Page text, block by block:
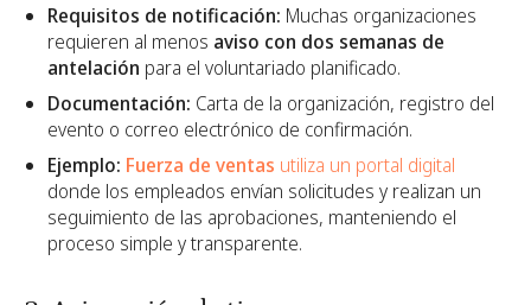
Requisitos de notificación: Muchas organizaciones
requieren al menos aviso con dos semanas de
antelación para el voluntariado planificado.
Documentación: Carta de la organización, registro del
evento o correo electrónico de confirmación.
Ejemplo: Fuerza de ventas utiliza un portal digital
donde los empleados envían solicitudes y realizan un
seguimiento de las aprobaciones, manteniendo el
proceso simple y transparente.